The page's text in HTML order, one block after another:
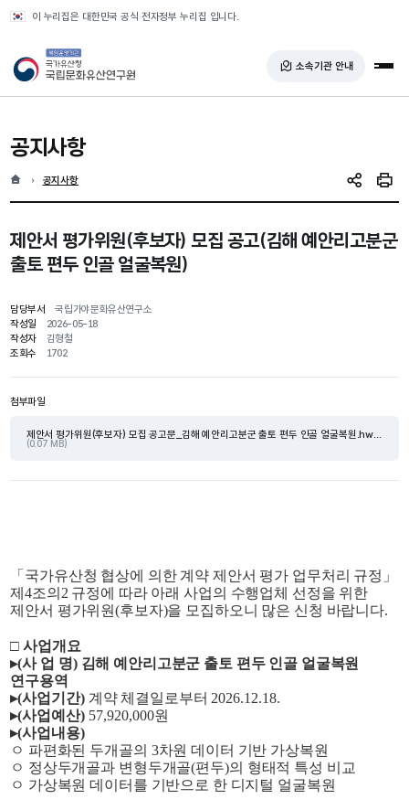
이 누리집은 대한민국 공식 전자정부 누리집 입니다.
국가유산청 국립문화유산연구원 소속기관 안내 전
공지사항
홈 현재 위치
공지사항 SNS 공유인쇄
제안서 평가위원(후보자) 모집 공고(김해 예안리고분군
출토 편두 인골 얼굴복원)
담당부서
국립가야문화유산연구소
작성일
2026-05-18
작성자
김형철
조회수
1702
첨부파일
(0.07 MB)
「 국가유산청 협상에 의한 계약 제안서 평가 업무처리 규정 」
제4조의 2 규정에 따라 아래 사업의 수행업체 선정을 위한
제안서 평가위원(후보자)을 모집하오니 많은 신청 바랍니다.
□ 사업개요
▸(사 업 명) 김해 예안리고분군 출토 편두 인골 얼굴복원
연구용역
▸(사업기간) 계약 체결일로부터 2026.12.18.
▸(사업예산) 57,920,000원
▸(사업내용)
ㅇ 파편화된 두개골의 3차원 데이터 기반 가상복원
ㅇ 정상두개골과 변형두개골(편두)의 형태적 특성 비교
ㅇ 가상복원 데이터를 기반으로 한 디지털 얼굴복원